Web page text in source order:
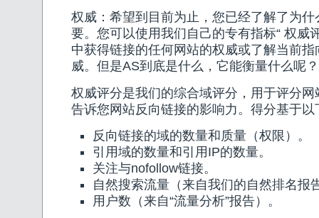
权威：希望到目前为止，您已经了解了为
要。您可以使用我们自己的专有指标“ 权威
中获得链接的任何网站的权威或了解当前
威。但是AS到底是什么，它能衡量什么呢？
权威评分是我们的综合域评分，用于评分
告诉您网站反向链接的影响力。得分基于
反向链接的域的数量和质量（权限）。
引用域的数量和引用IP的数量。
关注与nofollow链接。
自然搜索流量（来自我们的自然排名报
用户数（来自“流量分析”报告）。